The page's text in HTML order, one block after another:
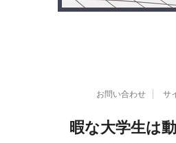
お問い合わせ サ
暇な大学生は